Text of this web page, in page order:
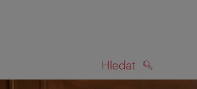
Hledat